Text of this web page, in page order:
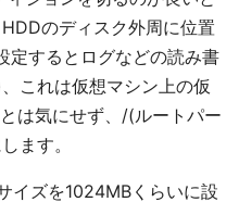
のディスク外周に位置
定するとログなどの読み書
これは仮想マシン上の仮
は気にせず、/(ルートパー
ます。
イズを1024MBくらいに設